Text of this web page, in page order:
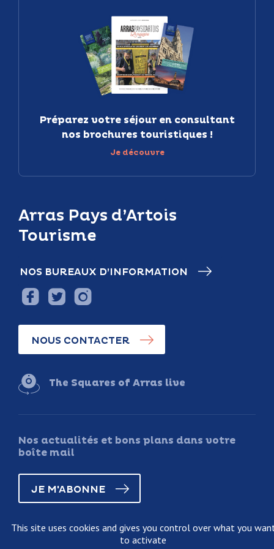
Arras Pays d’Artois
Tourisme
NOS BUREAUX D’INFORMATION
NOUS CONTACTER
The Squares of Arras live
Nos actualités et bons plans dans votre
boîte mail
JE M'ABONNE
Préparez votre séjour en consultant
nos brochures touristiques !
Je découvre
This site uses cookies and gives you control over what you
to activate